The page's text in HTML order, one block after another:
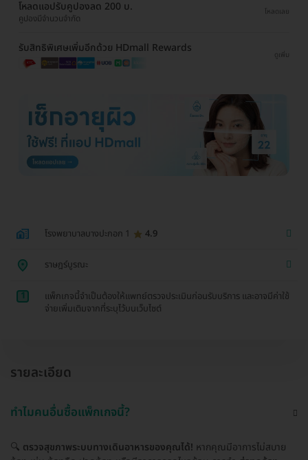
โหลดแอปรับคูปองลด 200 บ.
คูปองมีจำนวนจำกัด
โหลดเลย
รับสิทธิพิเศษเพิ่มอีกด้วย HDmall Rewards
ดูเพิ่ม
โรงพยาบาลบางปะกอก 1 4.9
ราษฎร์บูรณะ
1
แพ็กเกจนี้จำเป็นต้องให้แพทย์ตรวจประเมินก่อนรับบริการ และอาจมีค่าใช้
จ่ายเพิ่มเติมจากที่ระบุไว้บนเว็บไซต์
รายละเอียด
ทำไมคนอื่นซื้อแพ็กเกจนี้?
🔍 ตรวจสุขภาพระบบทางเดินอาหารของคุณได้! หากคุณมีอาการไม่สบาย